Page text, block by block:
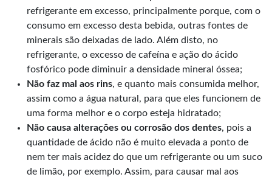
refrigerante em excesso, principalmente porque, com o
consumo em excesso desta bebida, outras fontes de
minerais são deixadas de lado. Além disto, no
refrigerante, o excesso de cafeína e ação do ácido
fosfórico pode diminuir a densidade mineral óssea;
Não faz mal aos rins, e quanto mais consumida melhor,
assim como a água natural, para que eles funcionem de
uma forma melhor e o corpo esteja hidratado;
Não causa alterações ou corrosão dos dentes, pois a
quantidade de ácido não é muito elevada a ponto de
nem ter mais acidez do que um refrigerante ou um suco
de limão, por exemplo. Assim, para causar mal aos